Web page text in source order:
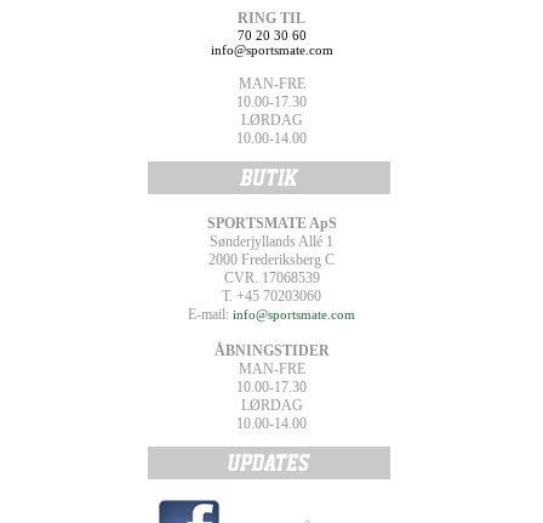
RING TIL
70 20 30 60
info@sportsmate.com
MAN-FRE
10.00-17.30
LØRDAG
10.00-14.00
SPORTSMATE ApS
Sønderjyllands Allé 1
2000 Frederiksberg C
CVR. 17068539
T. +45 70203060
E-mail: info@sportsmate.com
ÅBNINGSTIDER
MAN-FRE
10.00-17.30
LØRDAG
10.00-14.00